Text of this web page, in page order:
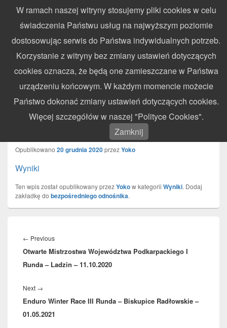
WynikiZawodow.pl
Profesjonalny elektroniczny pomiar czasu – chronometraż zawodów
sportowych
Search
for:
Search
III Memoriał Zbigniewa Banasika –
Zajączków – 20.12.2020
Opublikowano 20 grudnia 2020przezYoko
Wyniki
Ten wpis został opublikowany przezYokow kategorii Wyniki. Dodaj
zakładkę do bezpośredniego odnośnika.
wpisu
← PreviousPrevious
post:
Otwarte Mistrzostwa Województwa Podkarpackiego I
Runda – Ladzin – 11.10.2020
Next →
post:
Enduro Winter Race III Runda – Biskupice Radłowskie –
01.05.2021
W ramach naszej witryny stosujemy pliki cookies w celu
świadczenia Państwu usług na najwyższym poziomie
dostosowując serwis do Państwa indywidualnych potrzeb.
Korzystanie z witryny bez zmiany ustawień dotyczących
cookies oznacza, że będą one zamieszczane w Państwa
urządzeniu końcowym. W każdym momencie możecie
Państwo dokonać zmiany ustawień dotyczących cookies.
Więcej szczegółów w naszej "Polityce Cookies".
Zamknij